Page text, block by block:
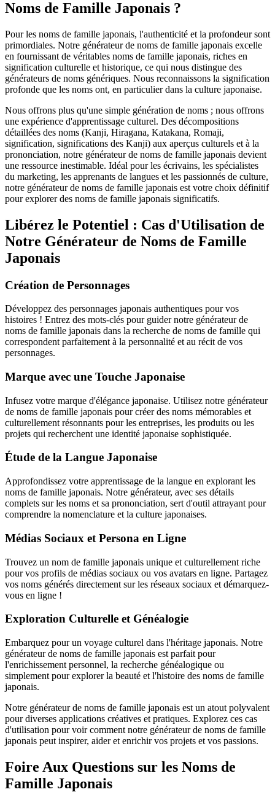
Noms de Famille Japonais ?
Pour les noms de famille japonais, l'authenticité et la profondeur sont
primordiales. Notre générateur de noms de famille japonais excelle
en fournissant de véritables noms de famille japonais, riches en
signification culturelle et historique, ce qui nous distingue des
générateurs de noms génériques. Nous reconnaissons la signification
profonde que les noms ont, en particulier dans la culture japonaise.
Nous offrons plus qu'une simple génération de noms ; nous offrons
une expérience d'apprentissage culturel. Des décompositions
détaillées des noms (Kanji, Hiragana, Katakana, Romaji,
signification, significations des Kanji) aux aperçus culturels et à la
prononciation, notre générateur de noms de famille japonais devient
une ressource inestimable. Idéal pour les écrivains, les spécialistes
du marketing, les apprenants de langues et les passionnés de culture,
notre générateur de noms de famille japonais est votre choix définitif
pour explorer des noms de famille japonais significatifs.
Libérez le Potentiel : Cas d'Utilisation de
Notre Générateur de Noms de Famille
Japonais
Création de Personnages
Développez des personnages japonais authentiques pour vos
histoires ! Entrez des mots-clés pour guider notre générateur de
noms de famille japonais dans la recherche de noms de famille qui
correspondent parfaitement à la personnalité et au récit de vos
personnages.
Marque avec une Touche Japonaise
Infusez votre marque d'élégance japonaise. Utilisez notre générateur
de noms de famille japonais pour créer des noms mémorables et
culturellement résonnants pour les entreprises, les produits ou les
projets qui recherchent une identité japonaise sophistiquée.
Étude de la Langue Japonaise
Approfondissez votre apprentissage de la langue en explorant les
noms de famille japonais. Notre générateur, avec ses détails
complets sur les noms et sa prononciation, sert d'outil attrayant pour
comprendre la nomenclature et la culture japonaises.
Médias Sociaux et Persona en Ligne
Trouvez un nom de famille japonais unique et culturellement riche
pour vos profils de médias sociaux ou vos avatars en ligne. Partagez
vos noms générés directement sur les réseaux sociaux et démarquez-
vous en ligne !
Exploration Culturelle et Généalogie
Embarquez pour un voyage culturel dans l'héritage japonais. Notre
générateur de noms de famille japonais est parfait pour
l'enrichissement personnel, la recherche généalogique ou
simplement pour explorer la beauté et l'histoire des noms de famille
japonais.
Notre générateur de noms de famille japonais est un atout polyvalent
pour diverses applications créatives et pratiques. Explorez ces cas
d'utilisation pour voir comment notre générateur de noms de famille
japonais peut inspirer, aider et enrichir vos projets et vos passions.
Foire Aux Questions sur les Noms de
Famille Japonais